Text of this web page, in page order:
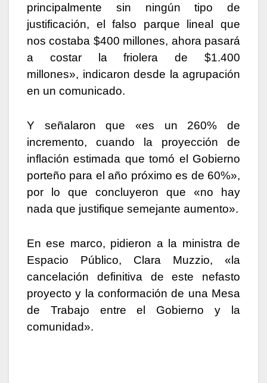
principalmente sin ningún tipo de
justificación, el falso parque lineal que
nos costaba $400 millones, ahora pasará
a costar la friolera de $1.400
millones», indicaron desde la agrupación
en un comunicado.
Y señalaron que «es un 260% de
incremento, cuando la proyección de
inflación estimada que tomó el Gobierno
porteño para el año próximo es de 60%»,
por lo que concluyeron que «no hay
nada que justifique semejante aumento».
En ese marco, pidieron a la ministra de
Espacio Público, Clara Muzzio, «la
cancelación definitiva de este nefasto
proyecto y la conformación de una Mesa
de Trabajo entre el Gobierno y la
comunidad».